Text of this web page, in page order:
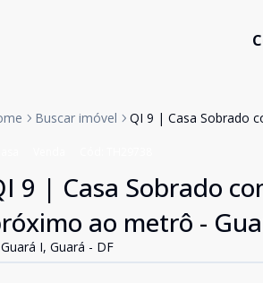
Buscar imóvel QI 9 | Casa Sobrado
9 | Casa Sobrado
ao metrô -
Guará I, Guará - DF